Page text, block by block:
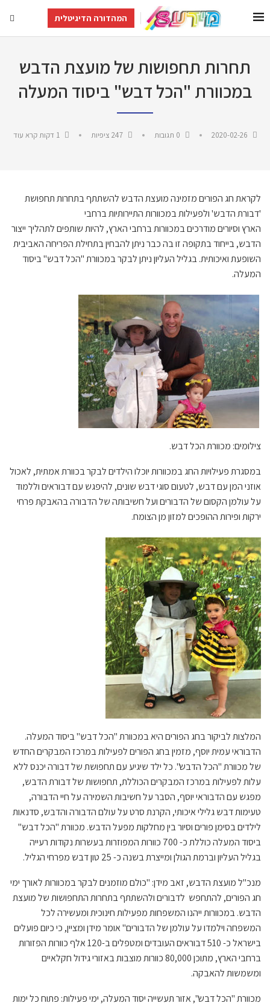
המהדורה הדיגיטלית
תחרות תחפושות של מועצת הדבש
במכוורת "הכל דבש" ביסוד המעלה
2020-02-26
247 ציפיות 1 דקות קרא עוד
לקראת חג הפורים מזמינה מועצת הדבש להשתתף בתחרות תחפושת
'דבורת הדבש'ולפעילות במכוורות התיירותיות ברחבי
הארץ וסיוריםמודרכים במכוורות ברחבי הארץ, להיות שותפים לתהליך ייצור
הדבש, בייחוד בתקופה זו בה כבר ניתן להבחיןבתחילת הפריחה האביבית
השופעת ואיכותית.בגליל העליון ניתן לבקר במכוורת "הכל דבש" ביסוד
המעלה.
צילומים: מכוורת הכל דבש.
במסגרת פעילויות החג במכוורותיוכלו הילדים לבקר בכוורת אמתית, לאכול
אוזני המן עם דבש, לטעום סוגי דבש שונים, להיפגש עם דבוראים וללמוד
על עולמן הקסום של הדבורים ועל חשיבותה של הדבורה בהאבקת פרחי
ירקות ופירות ההופכים למזון מן הצומח.
המלצות לביקורבחג הפוריםהיא במכוורת "הכל דבש" ביסוד המעלה.
הדבוראי עמית יוסף, מזמין בחג הפורים לפעילות במרכז המבקרים החדש
של מכוורת "הכל הדבש". כל ילד שיגיע עם תחפושת של דבורה יכנס ללא
עלותלפעילות במרכז המבקרים הכוללת, תחפושות של דבורת הדבש,
מפגש עם הדבוראי יוסף, הסבר על חשיבות השמירה על חיי הדבורה,
טעימות דבש גלילי איכותי, הקרנת סרט על עולם הדבורה והדבש, סדנאות
לילדיםבסימן פוריםוסיור בין מחלקות מפעל הדבש. מכוורת "הכל דבש"
ביסוד המעלה
כוללת כ- 700 כוורות המפוזרות בעשרות נקודות רעייה
בגליל העליון וברמת הגולן ומייצרת בשנה כ- 25 טון דבש מפרחי הגליל.
מנכ"ל מועצת הדבש, זאב מידן: "כולם מוזמנים לבקר במכוורות לאורך ימי
חג הפורים, להתחפש לדבורים ולהשתתף בתחרות התחפושות של מועצת
הדבש. במכוורות ייהנו המשפחות מפעילות חינוכית ומעשירה לכל
המשפחה וילמדו על עולמן של הדבורים" אומר מידן ומציין, כי כיום פועלים
בישראל כ- 510 דבוראים העובדים ומטפלים ב-120 אלף כוורות הפזורות
ברחבי הארץ, מתוכן 80,000 כוורות מוצבות באזורי גידול חקלאיים
ומשמשות להאבקה.
מכוורת "הכל דבש", אזור תעשייה יסוד המעלה, ימי פעילות: פתוח כל ימות